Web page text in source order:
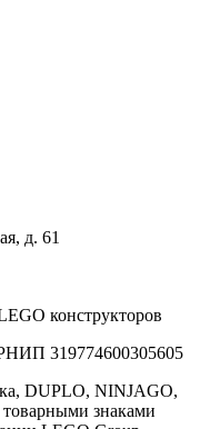
д. 61
конструкторов
319774600305605
DUPLO, NINJAGO,
знаками